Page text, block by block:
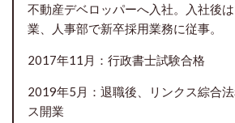
不動産デベロッパーへ入社。入社後
業、人事部で新卒採用業務に従事。
2017年11月：行政書士試験合格
2019年5月：退職後、リンクス綜合
ス開業